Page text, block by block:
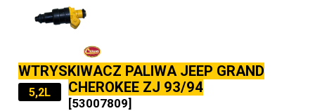
WTRYSKIWACZ PALIWA JEEP GRAND
CHEROKEE ZJ 93/94
5,2L
[53007809]